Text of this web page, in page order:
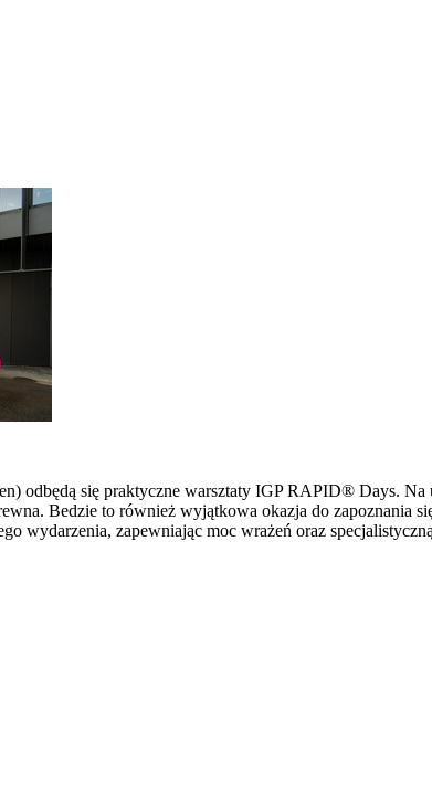
odbędą się praktyczne warsztaty IGP RAPID® Days.
Bedzie to również wyjątkowa okazja do zapoznania
wydarzenia, zapewniając moc wrażeń oraz